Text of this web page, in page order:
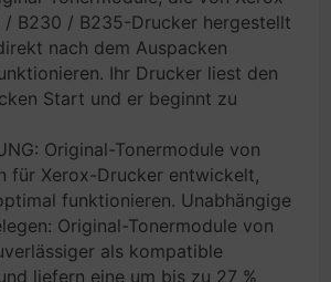
B230 / B235-Drucker hergestellt
nach dem Auspacken
Ihr Drucker liest den
Start und er beginnt zu
Original-Tonermodule von
für Xerox-Drucker entwickelt,
funktionieren. Unabhängige
Original-Tonermodule von
als kompatible
liefern eine um bis zu 27 %